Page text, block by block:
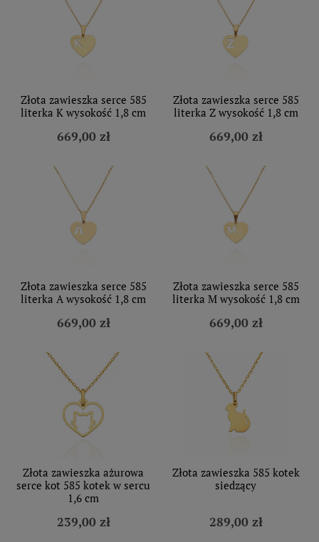
Złota zawieszka serce 585
literka K wysokość 1,8 cm
669,00 zł
Złota zawieszka serce 585
literka Z wysokość 1,8 cm
669,00 zł
Złota zawieszka serce 585
literka A wysokość 1,8 cm
669,00 zł
Złota zawieszka serce 585
literka M wysokość 1,8 cm
669,00 zł
Złota zawieszka ażurowa
serce kot 585 kotek w sercu
1,6 cm
239,00 zł
Złota zawieszka 585 kotek
siedzący
289,00 zł